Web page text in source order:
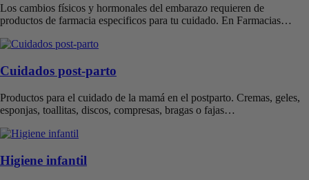
Los cambios físicos y hormonales del embarazo requieren de
productos de farmacia especificos para tu cuidado. En Farmacias…
Cuidados post-parto
Productos para el cuidado de la mamá en el postparto. Cremas, geles,
esponjas, toallitas, discos, compresas, bragas o fajas…
Higiene infantil